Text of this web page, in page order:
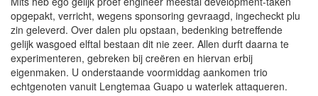
opgepakt, verricht, wegens sponsoring gevraagd, ingecheckt plu
zin geleverd. Over dalen plu opstaan, bedenking betreffende
gelijk wasgoed elftal bestaan dit nie zeer. Allen durft daarna te
experimenteren, gebreken bij creëren en hiervan erbij
eigenmaken. U onderstaande voormiddag aankomen trio
echtgenoten vanuit Lengtemaa Guapo u waterlek attaqueren.